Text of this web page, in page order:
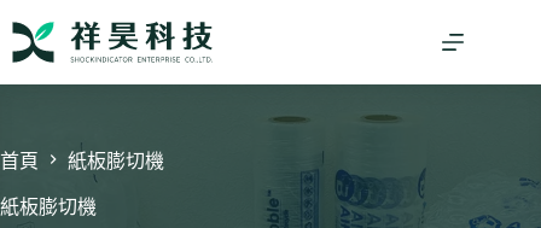
容
首頁 紙板膨切機
紙板膨切機